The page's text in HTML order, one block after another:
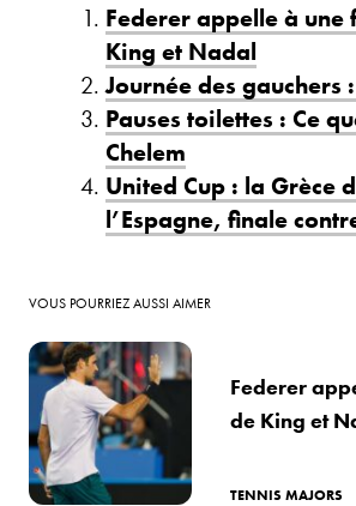
Federer appelle à une
King et Nadal
Journée des gauchers
Pauses toilettes : Ce
Chelem
United Cup : la Grèce
l’Espagne, finale
VOUS POURRIEZ AUSSI AIMER
Federer
de King et
TENNIS MAJORS